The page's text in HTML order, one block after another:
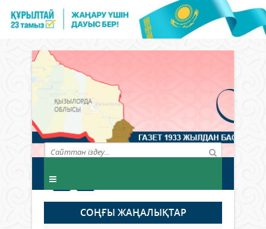
СОҢҒЫ ЖАҢАЛЫҚТАР